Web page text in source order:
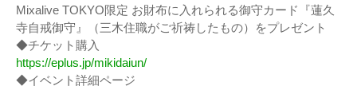
Mixalive TOKYO限定 お財布に入れられる御守カード『蓮久
寺自戒御守』（三木住職がご祈祷したもの）をプレゼント
◆チケット購入
https://eplus.jp/mikidaiun/
◆イベント詳細ページ